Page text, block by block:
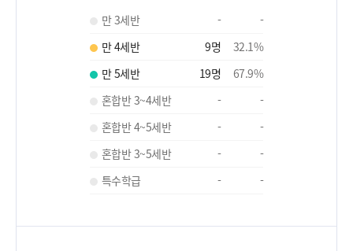
만 3세반 -
-
만 4세반
9명 32.1%
만 5세반
19명 67.9%
혼합반 3~4세반
-
-
혼합반 4~5세반
-
-
혼합반 3~5세반
-
-
특수학급
- -